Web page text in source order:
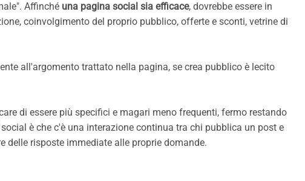
Affinché una pagina social sia efficace, dovrebbe essere in
coinvolgimento del proprio pubblico, offerte e sconti, vetrine di
all'argomento trattato nella pagina, se crea pubblico è lecito
di essere più specifici e magari meno frequenti, fermo restando
è che c'è una interazione continua tra chi pubblica un post e
delle risposte immediate alle proprie domande.